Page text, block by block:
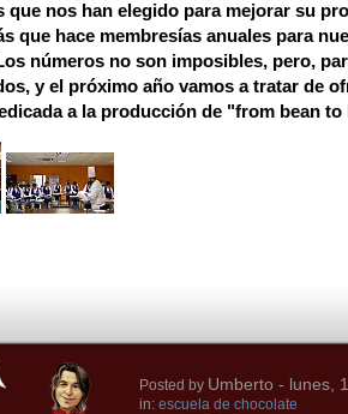
a la producción de "from bean to
Posted by Umberto - lunes,
in: escuela de chocolate